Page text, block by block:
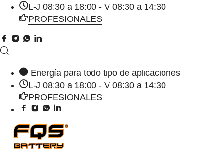
L-J 08:30 a 18:00 - V 08:30 a 14:30
PROFESIONALES
Energía para todo tipo de aplicaciones
L-J 08:30 a 18:00 - V 08:30 a 14:30
PROFESIONALES